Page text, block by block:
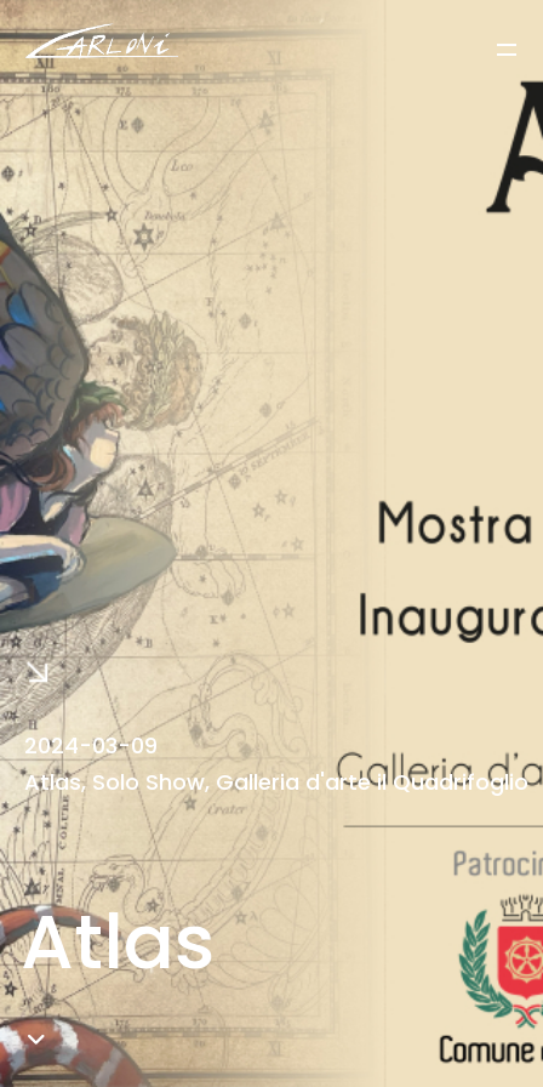
2024-03-09
Atlas, Solo Show, Galleria d'arte il Quadrifoglio
Atlas